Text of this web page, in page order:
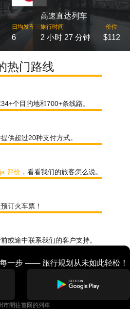
日均发车班次
6
高速直达列车
旅行时间
2 小时 27 分钟
价位
$112
热门路线
个目的地和700+条线路。
供超过20种支付方式。
评价 ，看看我们的旅客怎么说。
订火车票！
或途中联系我们的客户支持。
一步 —— 旅行规划从未如此轻松！
市開往首爾的列車